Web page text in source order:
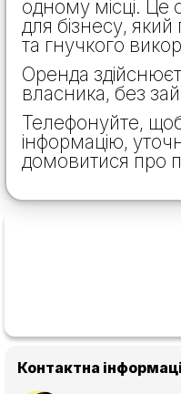
одному місці. Це
для бізнесу,
та гнучкого
Оренда
власника, без
Телефонуйте,
інформацію,
домовитися про
Контактна